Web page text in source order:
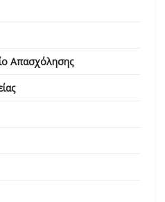
Απασχόλησης